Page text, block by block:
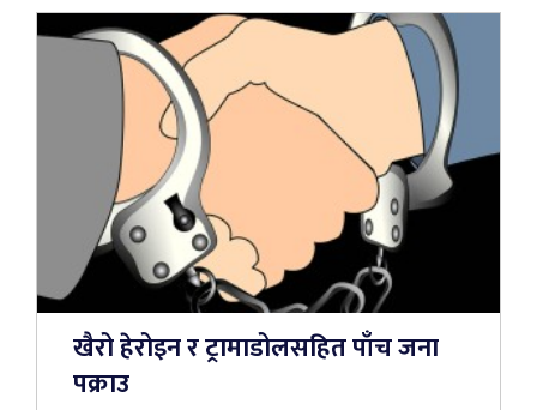
खैरो हेरोइन र ट्रामाडोलसहित पाँच जना
पक्राउ